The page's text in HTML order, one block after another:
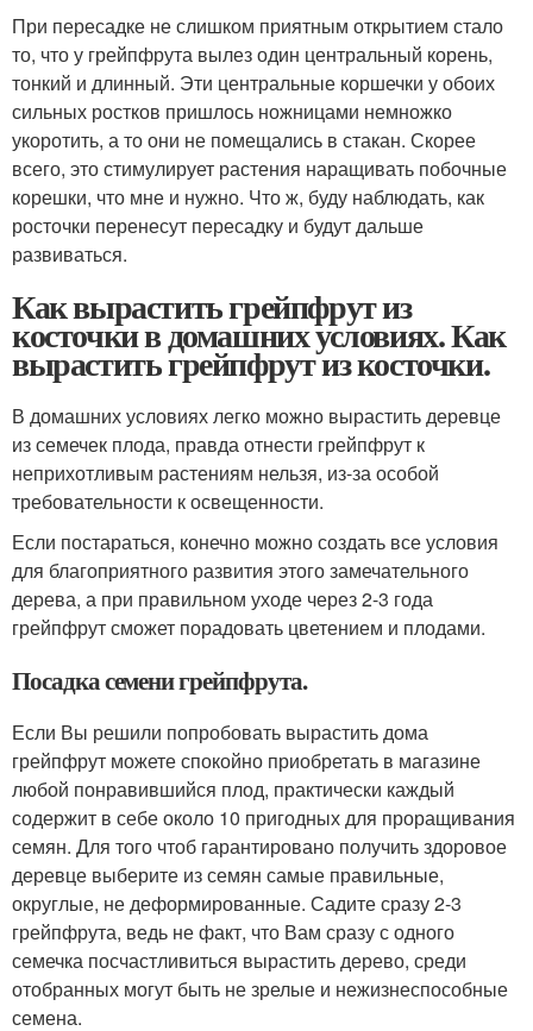
При пересадке не слишком приятным открытием стало
то, что у грейпфрута вылез один центральный корень,
тонкий и длинный. Эти центральные коршечки у обоих
сильных ростков пришлось ножницами немножко
укоротить, а то они не помещались в стакан. Скорее
всего, это стимулирует растения наращивать побочные
корешки, что мне и нужно. Что ж, буду наблюдать, как
росточки перенесут пересадку и будут дальше
развиваться.
Как вырастить грейпфрут из
косточки в домашних условиях. Как
вырастить грейпфрут из косточки.
В домашних условиях легко можно вырастить деревце
из семечек плода, правда отнести грейпфрут к
неприхотливым растениям нельзя, из-за особой
требовательности к освещенности.
Если постараться, конечно можно создать все условия
для благоприятного развития этого замечательного
дерева, а при правильном уходе через 2-3 года
грейпфрут сможет порадовать цветением и плодами.
Посадка семени грейпфрута.
Если Вы решили попробовать вырастить дома
грейпфрут можете спокойно приобретать в магазине
любой понравившийся плод, практически каждый
содержит в себе около 10 пригодных для проращивания
семян. Для того чтоб гарантировано получить здоровое
деревце выберите из семян самые правильные,
округлые, не деформированные. Садите сразу 2-3
грейпфрута, ведь не факт, что Вам сразу с одного
семечка посчастливиться вырастить дерево, среди
отобранных могут быть не зрелые и нежизнеспособные
семена.